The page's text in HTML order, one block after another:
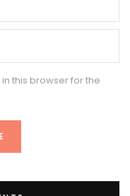
this browser for the